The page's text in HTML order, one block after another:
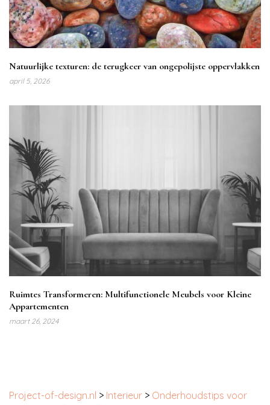
Natuurlijke texturen: de terugkeer van ongepolijste oppervlakken
april 5, 2026
Ruimtes Transformeren: Multifunctionele Meubels voor Kleine
Appartementen
maart 26, 2024
Project-of-design.nl > Interieur > Onderhoudstips voor